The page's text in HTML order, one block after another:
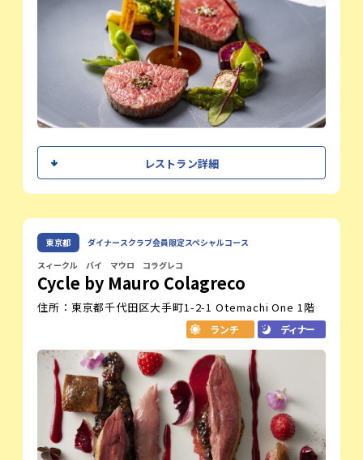
オフィシャルサイト
影山 拓磨
料理長
シェフメッセージ
四季の香りと五感を刺激するような驚きを
ます。生産者の思いを大切に、さまざまな
創的な料理を一皿ずつ丁寧に表現すること
を心掛けています。お客様の心を躍らせる
ような時間をお届けしたいと考えています
のでぜひご来店ください。
フレンチをベースにさまざまな国の技法を取り入れた新スタ
イルのモダンフレンチレストラン。
コンラッド東京28階に位置し、高さ7mの窓から望む汐留の
ダイナミックな景色と、開放的なキッチン、モダンな内装が
見事に調和したレストランです。
レストラン詳細
Cycle by Mauro Colagreco
スィークル バイ マウロ コラグレコ
住所：東京都千代田区大手町1-2-1 Otemachi One 1階
ランチ ディナー
東京都 ダイナースクラブ会員限定スペシャルコース